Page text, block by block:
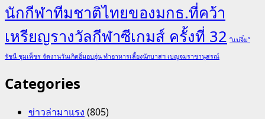
นักกีฬาทีมชาติไทยของมกธ.ที่คว้า
เหรียญรางวัลกีฬาซีเกมส์ ครั้งที่ 32 “แม่จิ๋ม”
รัชนี ชุมเพ็ชร จัดงานวันเกิดอิ่มอบอุ่น ทำอาหารเลี้ยงนักบาสฯ เบญจมราชานุสรณ์
Categories
ข่าวล่ามาแรง (805)